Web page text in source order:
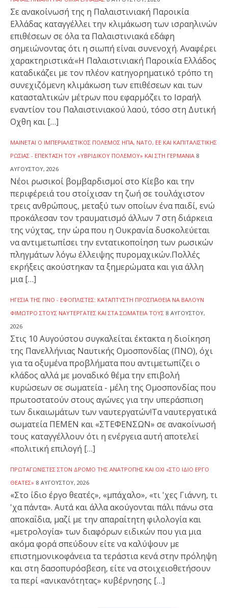
Σε ανακοίνωσή της η Παλαιστινιακή Παροικία
Ελλάδας καταγγέλλει την κλιμάκωση των ισραηλινών
επιθέσεων σε όλα τα Παλαιστινιακά εδάφη
σημειώνοντας ότι η σιωπή είναι συνενοχή. Αναφέρει
χαρακτηριστικά:«Η Παλαιστινιακή Παροικία Ελλάδος
καταδικάζει με τον πλέον κατηγορηματικό τρόπο τη
συνεχιζόμενη κλιμάκωση των επιθέσεων και των
κατασταλτικών μέτρων που εφαρμόζει το Ισραήλ
εναντίον του Παλαιστινιακού λαού, τόσο στη Δυτική
Οχθη και […]
ΜΑΊΝΕΤΑΙ Ο ΙΜΠΕΡΙΑΛΙΣΤΙΚΌΣ ΠΌΛΕΜΟΣ ΗΠΑ, ΝΑΤΟ, ΕΕ ΚΑΙ ΚΑΠΙΤΑΛΙΣΤΙΚΉΣ
ΡΩΣΊΑΣ - ΕΠΈΚΤΑΣΗ ΤΟΥ «ΥΒΡΙΔΙΚΟΎ ΠΟΛΈΜΟΥ» ΚΑΙ ΣΤΗ ΓΕΡΜΑΝΊΑ 8
ΑΥΓΟΎΣΤΟΥ, 2026
Νέοι ρωσικοί βομβαρδισμοί στο Κίεβο και την
περιφέρειά του στοίχισαν τη ζωή σε τουλάχιστον
τρεις ανθρώπους, μεταξύ των οποίων ένα παιδί, ενώ
προκάλεσαν τον τραυματισμό άλλων 7 στη διάρκεια
της νύχτας, την ώρα που η Ουκρανία δυσκολεύεται
να αντιμετωπίσει την εντατικοποίηση των ρωσικών
πληγμάτων λόγω έλλειψης πυρομαχικών.Πολλές
εκρήξεις ακούστηκαν τα ξημερώματα και για άλλη
μια […]
ΗΓΕΣΊΑ ΤΗΣ ΠΝΟ - ΕΦΟΠΛΙΣΤΈΣ: ΚΑΤΆΠΤΥΣΤΗ ΠΡΟΣΠΆΘΕΙΑ ΝΑ ΒΆΛΟΥΝ
ΦΊΜΩΤΡΟ ΣΤΟΥΣ ΝΑΥΤΕΡΓΆΤΕΣ ΚΑΙ ΣΤΑ ΣΩΜΑΤΕΊΑ ΤΟΥΣ 8 ΑΥΓΟΎΣΤΟΥ,
2026
Στις 10 Αυγούστου συγκαλείται έκτακτα η διοίκηση
της Πανελλήνιας Ναυτικής Ομοσπονδίας (ΠΝΟ), όχι
για τα οξυμένα προβλήματα που αντιμετωπίζει ο
κλάδος αλλά με μοναδικό θέμα την επιβολή
κυρώσεων σε σωματεία - μέλη της Ομοσπονδίας που
πρωτοστατούν στους αγώνες για την υπεράσπιση
των δικαιωμάτων των ναυτεργατών!Τα ναυτεργατικά
σωματεία ΠΕΜΕΝ και «ΣΤΕΦΕΝΣΩΝ» σε ανακοίνωσή
τους καταγγέλλουν ότι η ενέργεια αυτή αποτελεί
«πολιτική επιλογή […]
ΠΡΩΤΑΓΩΝΙΣΤΈΣ ΣΤΟΝ ΔΡΌΜΟ ΤΗΣ ΑΝΑΤΡΟΠΉΣ ΚΑΙ ΌΧΙ «ΣΤΟ ΊΔΙΟ ΈΡΓΟ
ΘΕΑΤΈΣ» 8 ΑΥΓΟΎΣΤΟΥ, 2026
«Στο ίδιο έργο θεατές», «μπάχαλο», «τι 'χες Γιάννη, τι
'χα πάντα». Αυτά και άλλα ακούγονται πάλι πάνω στα
αποκαΐδια, μαζί με την απαραίτητη φιλολογία και
«μετρολογία» των διαφόρων ειδικών που για μια
ακόμα φορά σπεύδουν είτε να καλύψουν με
επιστημονικοφάνεια τα τεράστια κενά στην πρόληψη
και στη δασοπυρόσβεση, είτε να στοιχειοθετήσουν
τα περί «ανικανότητας» κυβέρνησης […]